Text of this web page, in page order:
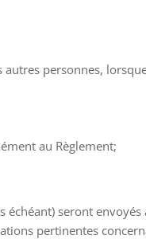
personnes,
au Règlement;
seront envoyés
pertinentes